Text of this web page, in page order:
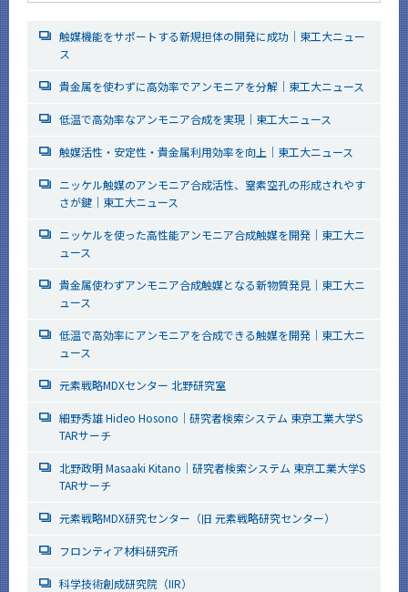
触媒機能をサポートする新規担体の開発に成功｜東工大ニュー
ス
貴金属を使わずに高効率でアンモニアを分解｜東工大ニュース
低温で高効率なアンモニア合成を実現｜東工大ニュース
触媒活性・安定性・貴金属利用効率を向上｜東工大ニュース
ニッケル触媒のアンモニア合成活性、窒素空孔の形成されやす
さが鍵｜東工大ニュース
ニッケルを使った高性能アンモニア合成触媒を開発｜東工大ニ
ュース
貴金属使わずアンモニア合成触媒となる新物質発見｜東工大ニ
ュース
低温で高効率にアンモニアを合成できる触媒を開発｜東工大ニ
ュース
元素戦略MDXセンター 北野研究室
細野秀雄 Hideo Hosono｜研究者検索システム 東京工業大学S
TARサーチ
北野政明 Masaaki Kitano｜研究者検索システム 東京工業大学S
TARサーチ
元素戦略MDX研究センター（旧 元素戦略研究センター）
フロンティア材料研究所
科学技術創成研究院（IIR）